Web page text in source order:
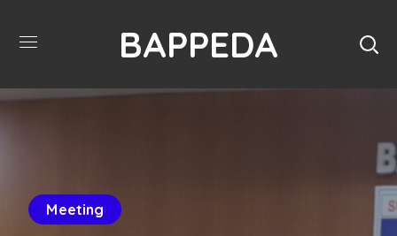
BAPPEDA
Meeting